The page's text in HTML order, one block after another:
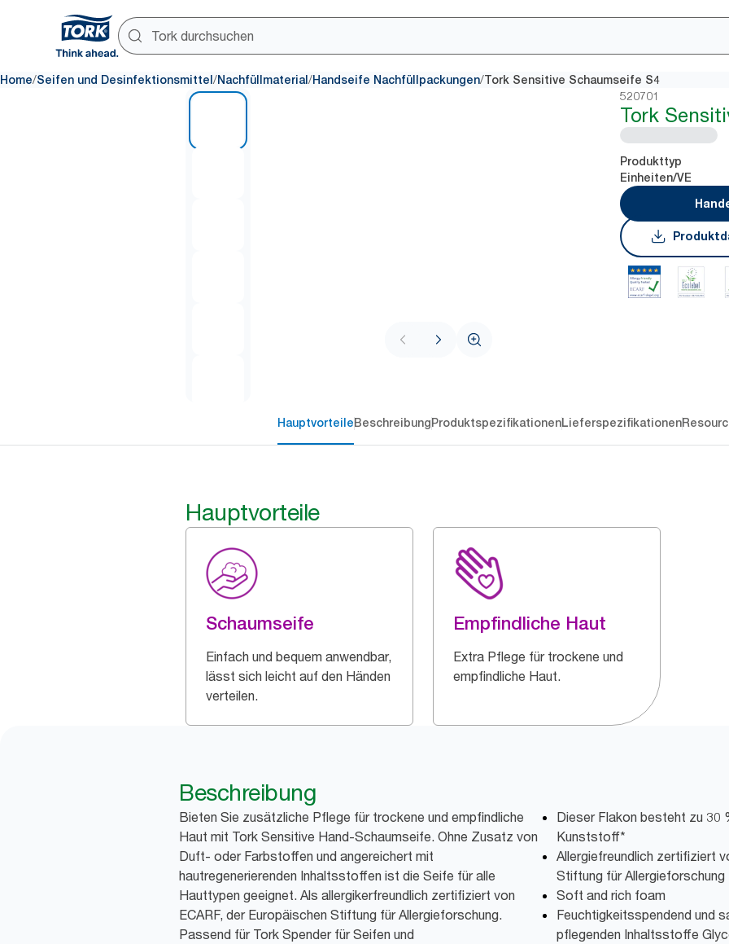
Home/Seifen und Desinfektionsmittel /Nachfüllmaterial/Handseife Nachfüllpackungen/Tork Sensitive Schaumseife S4
520701
Tork
Produkttyp
Einheiten/VE
HauptvorteileBeschreibungProduktspezifikationenLieferspezifikationen
Hauptvorteile
Schaumseife
Einfach und bequem anwendbar,
lässt sich leicht auf den Händen
verteilen.
Empfindliche Haut
Extra Pflege für trockene und
empfindliche Haut.
Beschreibung
Bieten Sie zusätzliche Pflege für trockene und empfindliche
Haut mit Tork Sensitive Hand-Schaumseife. Ohne Zusatz von
Duft- oder Farbstoffen und angereichert mit
hautregenerierenden Inhaltsstoffen ist die Seife für alle
Hauttypen geeignet. Als allergikerfreundlich zertifiziert von
ECARF, der Europäischen Stiftung für Allergieforschung.
Passend für Tork Spender für Seifen und
Dieser Flakon besteht zu 30
Kunststoff*
Allergiefreundlich zertifiziert
Stiftung für Allergieforschung
Soft and rich foam
Feuchtigkeitsspendend und
pflegenden Inhaltsstoffe